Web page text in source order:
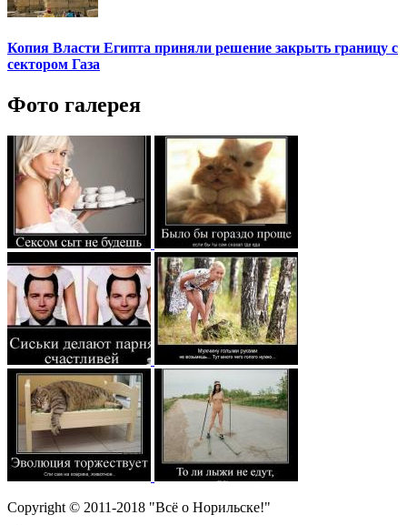
Копия Власти Египта приняли решение закрыть границу с
сектором Газа
Фото галерея
Copyright © 2011-2018 "Всё о Норильске!"